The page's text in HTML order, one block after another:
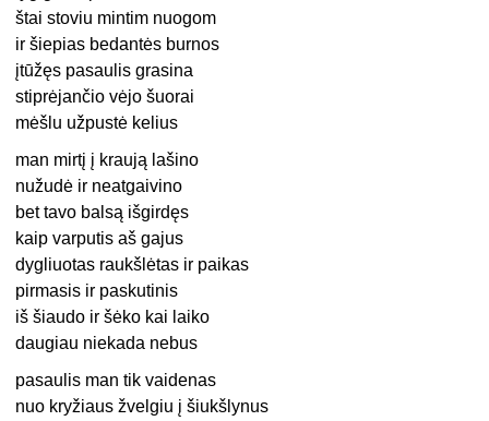
štai stoviu mintim nuogom
ir šiepias bedantės burnos
įtūžęs pasaulis grasina
stiprėjančio vėjo šuorai
mėšlu užpustė kelius
man mirtį į kraują lašino
nužudė ir neatgaivino
bet tavo balsą išgirdęs
kaip varputis aš gajus
dygliuotas raukšlėtas ir paikas
pirmasis ir paskutinis
iš šiaudo ir šėko kai laiko
daugiau niekada nebus
pasaulis man tik vaidenas
nuo kryžiaus žvelgiu į šiukšlynus